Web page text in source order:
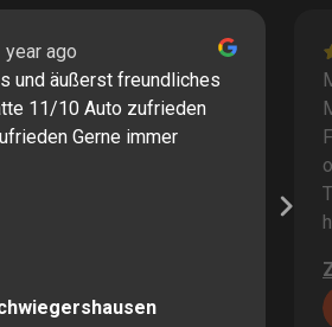
year ago
und äußerst freundliches
11/10 Auto zufrieden
Gerne immer